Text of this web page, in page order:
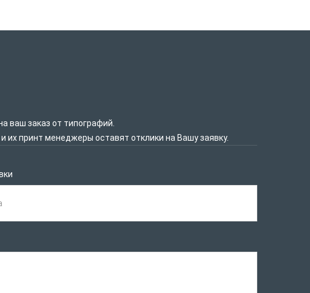
ваш заказ от типографий.
их принт менеджеры оставят отклики на Вашу заявку.